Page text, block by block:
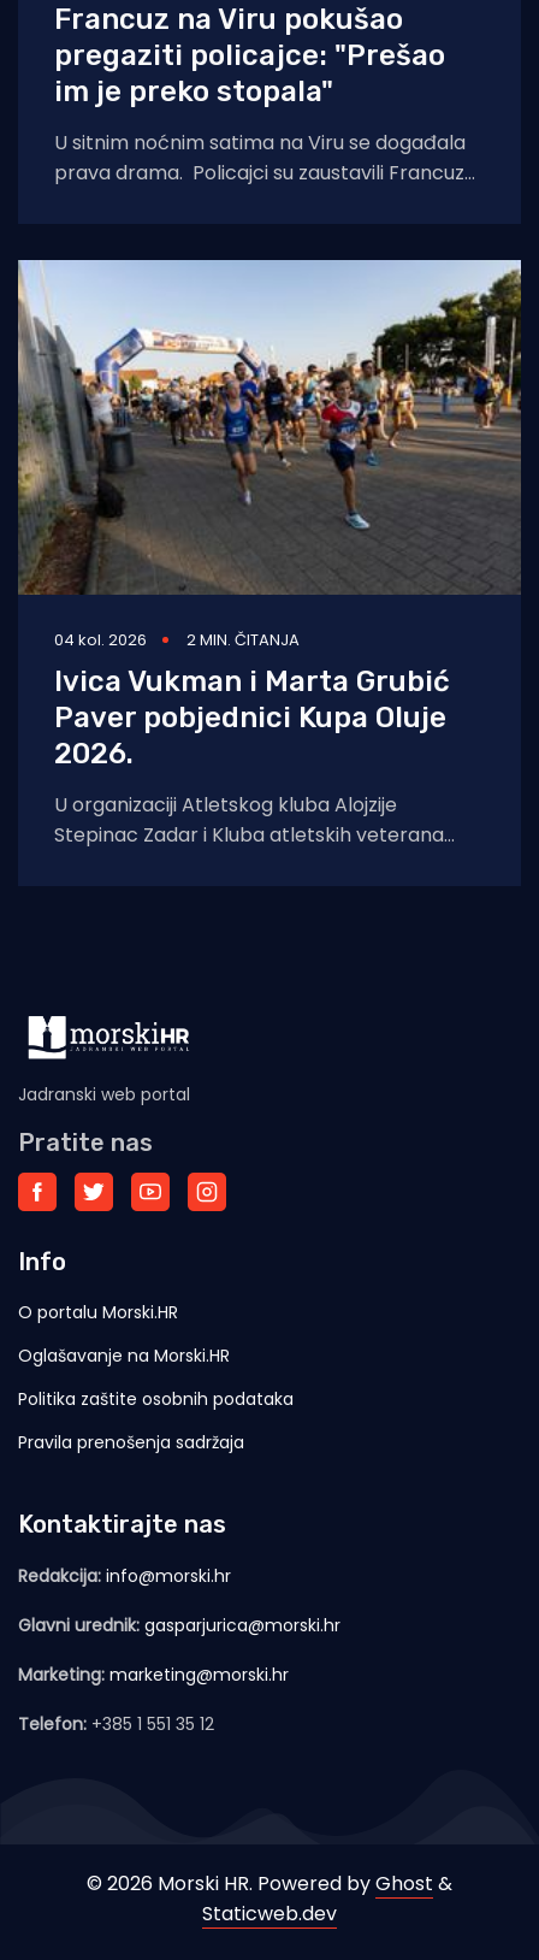
Francuz na Viru pokušao
pregaziti policajce: "Prešao
im je preko stopala"
U sitnim noćnim satima na Viru se događala
prava drama. Policajci su zaustavili Francuza
04 kol. 2026 2 MIN. ČITANJA
Ivica Vukman i Marta Grubić
Paver pobjednici Kupa Oluje
2026.
U organizaciji Atletskog kluba Alojzije
Stepinac Zadar i Kluba atletskih veterana
Jadranski web portal
Pratite nas
Info
O portalu Morski.HR
Oglašavanje na Morski.HR
Politika zaštite osobnih podataka
Pravila prenošenja sadržaja
Kontaktirajte nas
Redakcija: info@morski.hr
Glavni urednik: gasparjurica@morski.hr
Marketing: marketing@morski.hr
Telefon: +385 1 551 35 12
© 2026 Morski HR. Powered byGhost &
Staticweb.dev